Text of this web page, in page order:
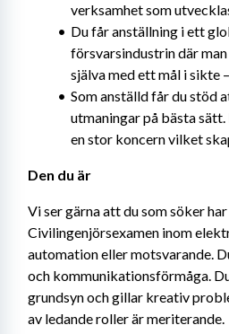
verksamhet som
Du får anställning i ett
försvarsindustrin där
själva med ett mål i sikte
Som anställd får du stöd
utmaningar på bästa
en stor koncern vilket
Den du är
Vi ser gärna att du som söker
Civilingenjörsexamen inom
automation eller motsvarande.
och kommunikationsförmåga.
grundsyn och gillar kreativ
av ledande roller är meriterande.